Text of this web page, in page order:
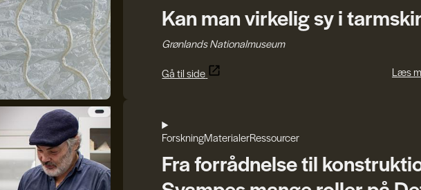
Kan man virkelig sy i
Grønlands Nationalmuseum
Gå til side
Læs
ForskningMaterialerRessourcer
Fra forrådnelse til